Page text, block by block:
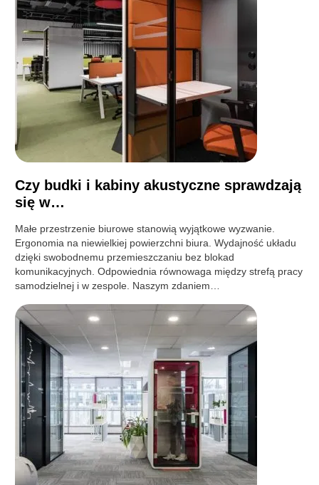
Czy budki i kabiny akustyczne sprawdzają
się w…
Małe przestrzenie biurowe stanowią wyjątkowe wyzwanie.
Ergonomia na niewielkiej powierzchni biura. Wydajność układu
dzięki swobodnemu przemieszczaniu bez blokad
komunikacyjnych. Odpowiednia równowaga między strefą pracy
samodzielnej i w zespole. Naszym zdaniem…